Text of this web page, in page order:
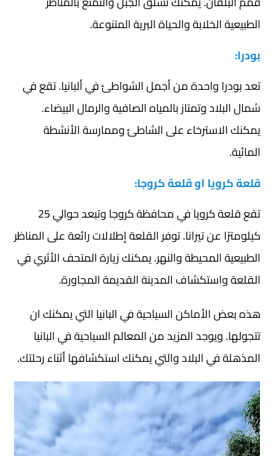
الطبيعية الخلابة والحياة البرية المتنوعة.
بودرا:
تعد بودرا واحدة من أجمل الشواطئ في ألبانيا. تقع في
شمال البلاد وتمتاز بالمياه الصافية والرمال البيضاء.
يمكنك الاسترخاء على الشاطئ وممارسة الأنشطة
المائية.
قلعة كرويا او قلعة كروجا:
تقع قلعة كرويا في محافظة كروجا وتبعد حوالي 25
كيلومترًا عن تيرانا. توفر القلعة إطلالات رائعة على المناظر
الطبيعية المحيطة والنهر. يمكنك زيارة المتحف الأثري في
القلعة واستكشاف المدينة القديمة المجاورة.
هذه بعض الأماكن السياحية في البانيا التي يمكنك ان
تتجولها. ويوجد المزيد من المعالم السياحية في البانيا
المذهلة في البلاد والتي يمكنك استكشافها أثناء رحلتك.